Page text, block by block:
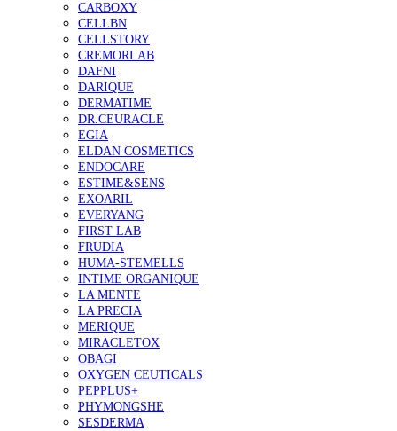
CARBOXY
CELLBN
CELLSTORY
CREMORLAB
DAFNI
DARIQUE
DERMATIME
DR.CEURACLE
EGIA
ELDAN COSMETICS
ENDOCARE
ESTIME&SENS
EXOARIL
EVERYANG
FIRST LAB
FRUDIA
HUMA-STEMELLS
INTIME ORGANIQUE
LA MENTE
LA PRECIA
MERIQUE
MIRACLETOX
OBAGI
OXYGEN CEUTICALS
PEPPLUS+
PHYMONGSHE
SESDERMA